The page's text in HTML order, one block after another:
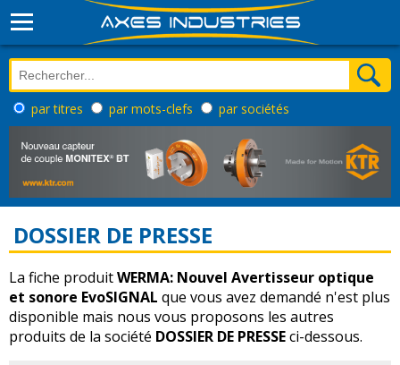
par titres par mots-clefs par sociétés
DOSSIER DE PRESSE
La fiche produitWERMA: Nouvel Avertisseur optique
et sonore EvoSIGNAL que vous avez demandé n'est plus
disponible mais nous vous proposons les autres
produits de la société DOSSIER DE PRESSEci-dessous.